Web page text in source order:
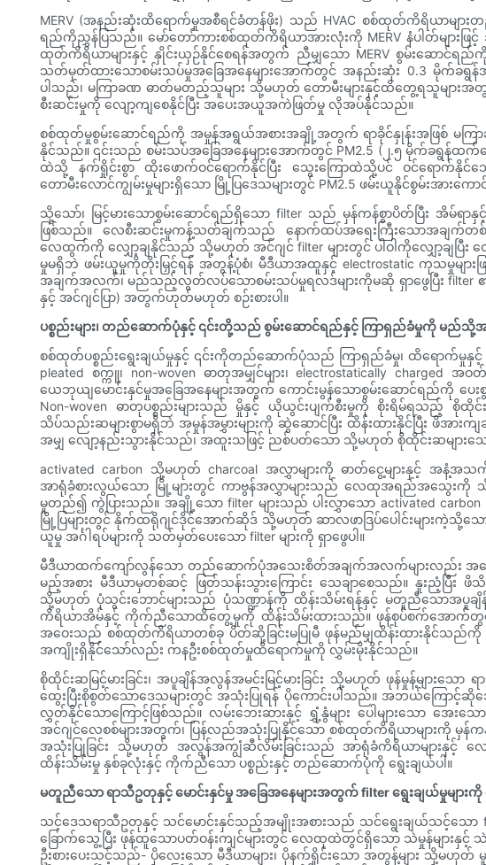
MERV (အနည်းဆုံးထိရောက်မှုအစီရင်ခံတန်ဖိုး) သည် HVAC စစ်ထုတ်ကိရိယာများ
ရည်ကိုညွှန်ပြသည်။ မော်တော်ကားစစ်ထုတ်ကိရိယာအားလုံးကို MERV နံပါတ်များ
ထုတ်ကိရိယာများနှင့် နှိုင်းယှဉ်နိုင်စေရန်အတွက် ညီမျှသော MERV စွမ်းဆောင်ရည်ကို
သတ်မှတ်ထားသောစမ်းသပ်မှုအခြေအနေများအောက်တွင် အနည်းဆုံး 0.3 မိုက်ခရွ
ပါသည်၊ မကြာခဏ ဓာတ်မတည့်သူများ သို့မဟုတ် တောမီးများနှင့်ထိတွေ့ရသူမျာ
စီးဆင်းမှုကို လျော့ကျစေနိုင်ပြီး အပေးအယူအကဲဖြတ်မှု လိုအပ်နိုင်သည်။
စစ်ထုတ်မှုစွမ်းဆောင်ရည်ကို အမှုန်အရွယ်အစားအချို့အတွက် ရာခိုင်နှုန်းအဖြစ် မကြာ
နိုင်သည်။ ၎င်းသည် စမ်းသပ်အခြေအနေများအောက်တွင် PM2.5 (၂.၅ မိုက်ခရွန်ထက်
ထဲသို့ နက်ရှိုင်းစွာ ထိုးဖောက်ဝင်ရောက်နိုင်ပြီး သွေးကြောထဲသို့ပင် ဝင်ရောက်နိုင်သ
တောမီးလောင်ကျွမ်းမှုများရှိသော မြို့ပြဒေသများတွင် PM2.5 ဖမ်းယူနိုင်စွမ်းအ
သို့သော်၊ မြင့်မားသောစွမ်းဆောင်ရည်ရှိသော filter သည် မှန်ကန်စွာပိတ်ပြီး အိ
ဖြစ်သည်။ လေစီးဆင်းမှုကန့်သတ်ချက်သည် နောက်ထပ်အရေးကြီးသောအချက်တစ်
လေထွက်ကို လျှော့ချနိုင်သည် သို့မဟုတ် အင်ဂျင် filter များတွင် ပါဝါကိုလျှော့ချ
မှုမရှိဘဲ ဖမ်းယူမှုကိုတိုးမြှင့်ရန် အတွန့်ပုံစံ၊ မီဒီယာအထူနှင့် electrostatic ကုသမှုမျာ
အချက်အလက်၊ မည်သည့်လွတ်လပ်သောစမ်းသပ်မှုရလဒ်များကိုမဆို ရှာဖွေပြီး filter
နှင့် အင်ဂျင်ပြာ) အတွက်ဟုတ်မဟုတ် စဉ်းစားပါ။
ပစ္စည်းများ၊ တည်ဆောက်ပုံနှင့် ၎င်းတို့သည် စွမ်းဆောင်ရည်နှင့် ကြာရှည်ခံမှုကို မည်
စစ်ထုတ်ပစ္စည်းရွေးချယ်မှုနှင့် ၎င်းကိုတည်ဆောက်ပုံသည် ကြာရှည်ခံမှု၊ ထိရောက်
pleated စက္ကူ၊ non-woven ဓာတုအမျှင်များ၊ electrostatically
ယေဘုယျမောင်းနှင်မှုအခြေအနေများအတွက် ကောင်းမွန်သောစွမ်းဆောင်ရည်ကို ပ
Non-woven ဓာတုပစ္စည်းများသည် မှိုနှင့် ယိုယွင်းပျက်စီးမှုကို စိုးရိမ်ရသည့်
သိပ်သည်းဆများစွာမရှိဘဲ အမှုန်အမွှားများကို ဆွဲဆောင်ပြီး ထိန်းထားနိုင်ပြီး ဖိအား
အမျှ လျော့နည်းသွားနိုင်သည်၊ အထူးသဖြင့် ညစ်ပတ်သော သို့မဟုတ် စိုထိုင်းဆများသေ
activated carbon သို့မဟုတ် charcoal အလွှာများကို ဓာတ်ငွေ့များနှင့် အနံ့အသ
အာရုံခံစားလွယ်သော မြို့များတွင် ကာဗွန်အလွှာများသည် လေထုအရည်အသွေး
မူတည်၍ ကွဲပြားသည်။ အချို့သော filter များသည် ပါးလွှာသော activated
မြို့ပြများတွင် နိုက်ထရိုဂျင်ဒိုင်အောက်ဆိုဒ် သို့မဟုတ် ဆာလဖာဒြပ်ပေါင်းများကဲ့သို့
ယူမှု အင်္ဂါရပ်များကို သတ်မှတ်ပေးသော filter များကို ရှာဖွေပါ။
မီဒီယာထက်ကျော်လွန်သော တည်ဆောက်ပုံအသေးစိတ်အချက်အလက်များလည်း အရ
မည့်အစား မီဒီယာမှတစ်ဆင့် ဖြတ်သန်းသွားကြောင်း သေချာစေသည်။ နူးညံ့ပြီး
သို့မဟုတ် ပုံသွင်းဘောင်များသည် ပုံသဏ္ဍာန်ကို ထိန်းသိမ်းရန်နှင့် မတူညီသောအပူချိ
ကိရိယာအိမ်နှင့် ကိုက်ညီသောထိတွေ့မှုကို ထိန်းသိမ်းထားသည်။ ဖုန်စုပ်စက်အောက်တွင်
အဝေးသည် စစ်ထုတ်ကိရိယာတစ်ခု ပိတ်ဆို့ခြင်းမပြုမီ ဖုန်မည်မျှထိန်းထားနိုင်သည်ကို
အကျိုးရှိနိုင်သော်လည်း ကနဦးစစ်ထုတ်မှုထိရောက်မှုကို လွှမ်းမိုးနိုင်သည်။
စိုထိုင်းဆမြင့်မားခြင်း၊ အပူချိန်အလွန်အမင်းမြင့်မားခြင်း သို့မဟုတ် ဖုန်မှုန့်မျာ
ထွေးပြီးစိုစွတ်သောဒေသများတွင် အသုံးပြုရန် ပိုကောင်းပါသည်။ အဘယ်ကြောင့်ဆို
လွှတ်နိုင်သောကြောင့်ဖြစ်သည်။ လမ်းဘေးဆားနှင့် ရွှံ့နွံများ ပေါများသော အေး
အင်ဂျင်လေစစ်များအတွက်၊ ပြန်လည်အသုံးပြုနိုင်သော စစ်ထုတ်ကိရိယာများကို မှန်ကန်
အသုံးပြုခြင်း သို့မဟုတ် အလွန်အကျွံဆီလိမ်းခြင်းသည် အာရုံခံကိရိယာများနှင့် လ
ထိန်းသိမ်းမှု နှစ်ခုလုံးနှင့် ကိုက်ညီသော ပစ္စည်းနှင့် တည်ဆောက်ပုံကို ရွေးချယ်ပါ။
မတူညီသော ရာသီဥတုနှင့် မောင်းနှင်မှု အခြေအနေများအတွက် filter ရွေးချယ်မှုများ
သင့်ဒေသရာသီဥတုနှင့် သင်မောင်းနှင်သည့်အမျိုးအစားသည် သင်ရွေးချယ်သင့်သော
ခြောက်သွေ့ပြီး ဖုန်ထူသောပတ်ဝန်းကျင်များတွင် လေထုထဲတွင်ရှိသော သဲမှုန်များနှင့်
ဦးစားပေးသင့်သည်- ပိုလေးသော မီဒီယာများ၊ ပိုနက်ရှိုင်းသော အတွန့်များ သို့